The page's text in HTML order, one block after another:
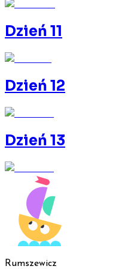
Dzień 11
Dzień 12
Dzień 13
Rumszewicz